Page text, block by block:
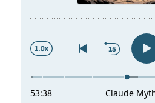
n
g
e
n